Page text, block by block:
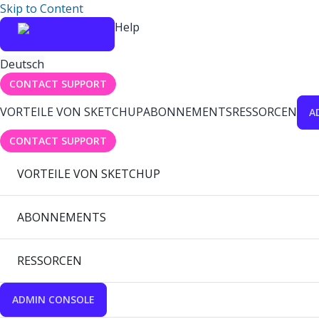
Skip to Content
Help
Deutsch
CONTACT SUPPORT
VORTEILE VON SKETCHUPABONNEMENTSRESSORCEN
CONTACT SUPPORT
VORTEILE VON SKETCHUP
ABONNEMENTS
RESSORCEN
ADMIN CONSOLE